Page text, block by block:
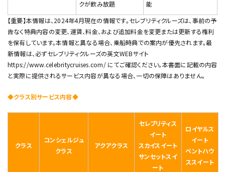
クが飲み放題
能
【重要】本情報は、2024年4月現在の情報です。セレブリティクルーズは、事前の予
告なく特典内容の変更、運賃、料金、および追加料金を変更または更新する権利
を保有しています。本情報と異なる場合、乗船時典での案内が優先されます。最
新情報は、必ずセレブリティクルーズの英文WEBサイト
https://www.celebritycruises.com/ にてご確認ください。本書面に記載の内容
と実際に提供されるサービス内容が異なる場合、一切の保障はありません。
◆クラス別サービス内容◆
クラス
コンシェルジュ
クラス
アクアクラス
セレブリティス
イート
スカイスイート
サンセットスイ
ート
ロイヤルス
イート
ペントハウ
ススイート